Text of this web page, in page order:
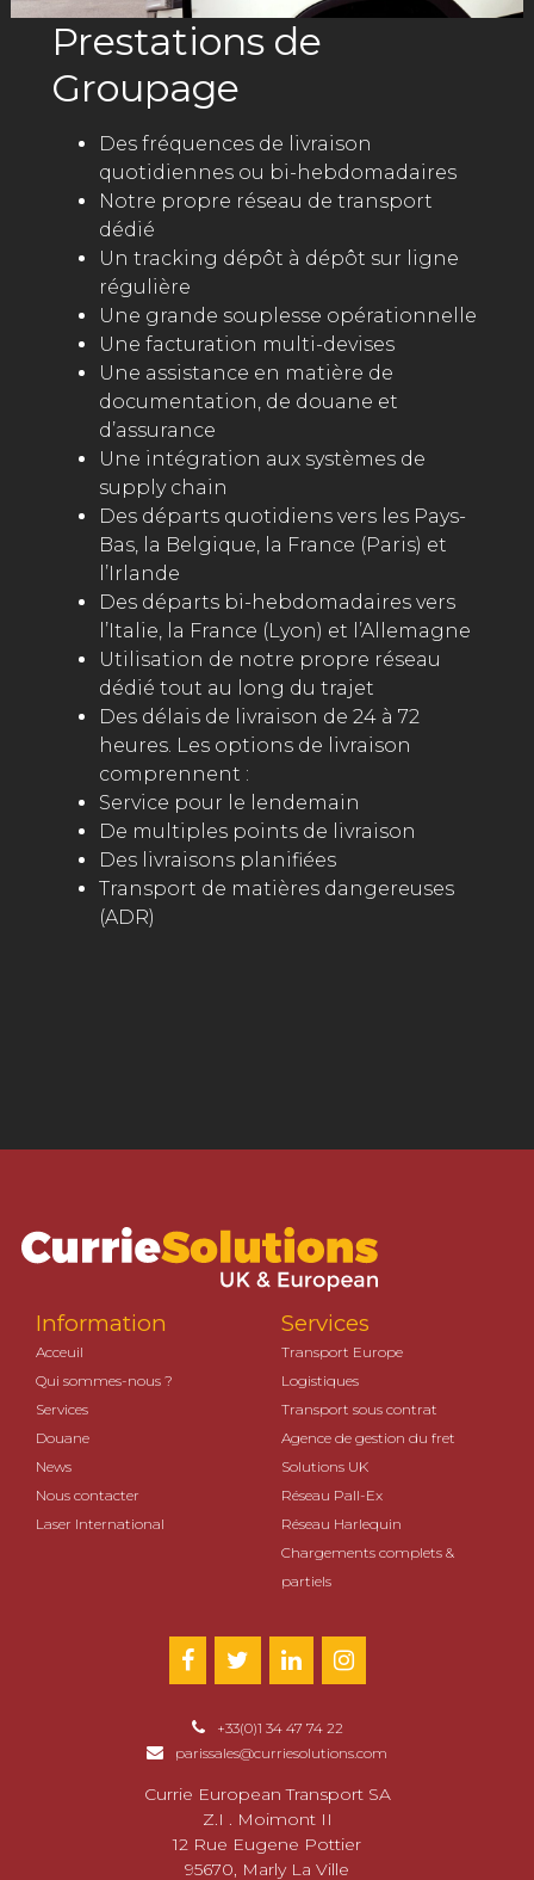
Prestations de
Groupage
Des fréquences de livraison
quotidiennes ou bi-hebdomadaires
Notre propre réseau de transport
dédié
Un tracking dépôt à dépôt sur ligne
régulière
Une grande souplesse opérationnelle
Une facturation multi-devises
Une assistance en matière de
documentation, de douane et
d’assurance
Une intégration aux systèmes de
supply chain
Des départs quotidiens vers les Pays-
Bas, la Belgique, la France (Paris) et
l’Irlande
Des départs bi-hebdomadaires vers
l’Italie, la France (Lyon) et l’Allemagne
Utilisation de notre propre réseau
dédié tout au long du trajet
Des délais de livraison de 24 à 72
heures. Les options de livraison
comprennent :
Service pour le lendemain
De multiples points de livraison
Des livraisons planifiées
Transport de matières dangereuses
(ADR)
Information
Acceuil
Qui sommes-nous ?
Services
Douane
News
Nous contacter
Laser International
Services
Transport Europe
Logistiques
Transport sous contrat
Agence de gestion du fret
Solutions UK
Réseau Pall-Ex
Réseau Harlequin
Chargements complets &
partiels
+33(0)1 34 47 74 22
parissales@curriesolutions.com
Currie European Transport SA
Z.I . Moimont II
12 Rue Eugene Pottier
95670, Marly La Ville